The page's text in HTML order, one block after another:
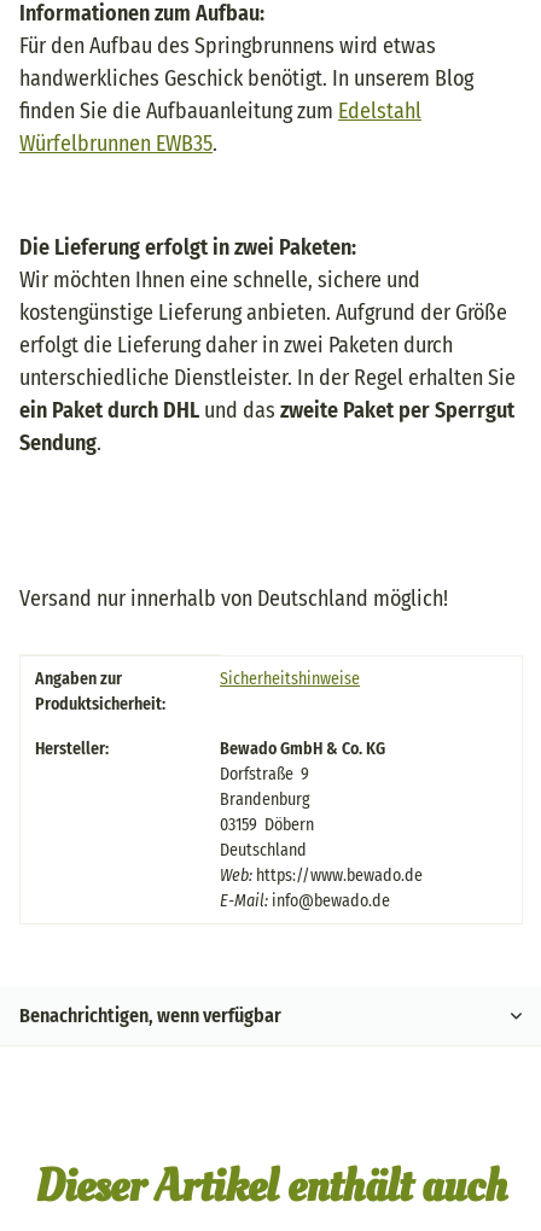
Informationen zum Aufbau:
Für den Aufbau des Springbrunnens wird etwas
handwerkliches Geschick benötigt. In unserem Blog
finden Sie die Aufbauanleitung zum Edelstahl
Würfelbrunnen EWB35.
Die Lieferung erfolgt in zwei Paketen:
Wir möchten Ihnen eine schnelle, sichere und
kostengünstige Lieferung anbieten. Aufgrund der Größe
erfolgt die Lieferung daher in zwei Paketen durch
unterschiedliche Dienstleister. In der Regel erhalten Sie
ein Paket durch DHL und das zweite Paket per Sperrgut
Sendung.
Versand nur innerhalb von Deutschland möglich!
Produkteigenschaft
Wert
Angaben zur
Produktsicherheit:
Sicherheitshinweise
Hersteller:
Bewado GmbH & Co. KG
Dorfstraße 9
Brandenburg
03159 Döbern
Deutschland
Web: https://www.bewado.de
E-Mail: info@bewado.de
Benachrichtigen, wenn verfügbar
Dieser Artikel enthält auch